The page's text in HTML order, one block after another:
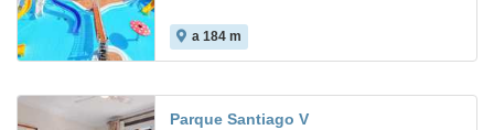
a 184 m
Parque Santiago V